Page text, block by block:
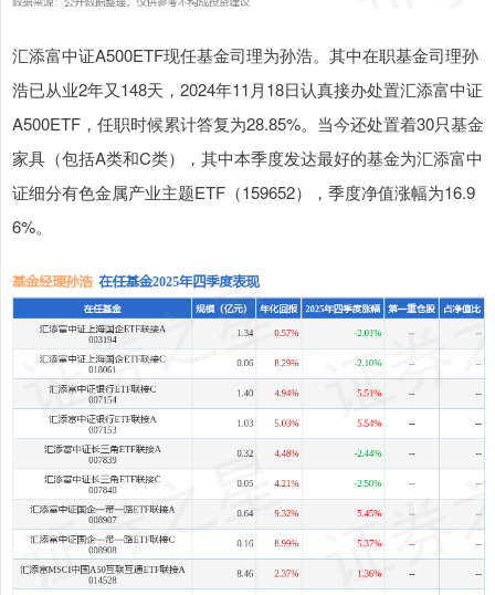
汇添富中证A500ETF现任基金司理为孙浩。其中在职基金司理孙
浩已从业2年又148天，2024年11月18日认真接办处置汇添富中证
A500ETF，任职时候累计答复为28.85%。当今还处置着30只基金
家具（包括A类和C类），其中本季度发达最好的基金为汇添富中
证细分有色金属产业主题ETF（159652），季度净值涨幅为16.9
6%。